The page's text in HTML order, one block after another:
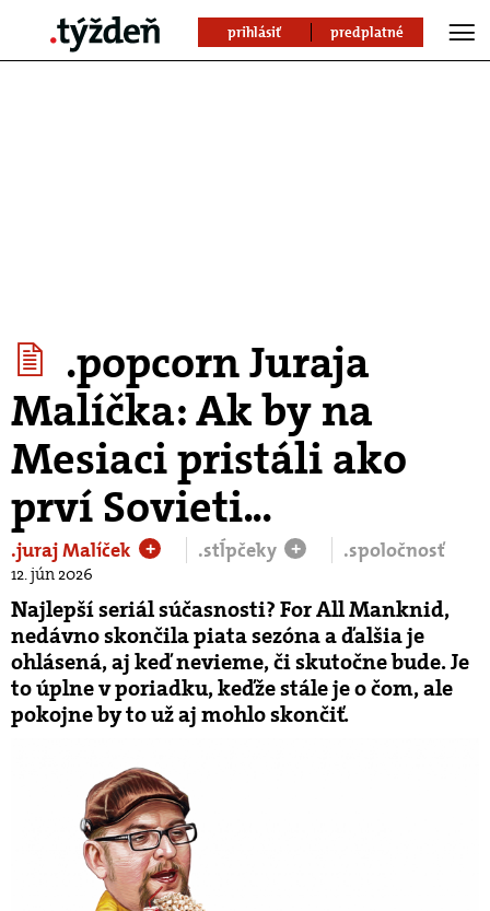
prihlásiť predplatné
.popcorn Juraja
Malíčka: Ak by na
Mesiaci pristáli ako
prví Sovieti...
.juraj Malíček + .stĺpčeky + .spoločnosť
12. jún 2026
Najlepší seriál súčasnosti? For All Manknid,
nedávno skončila piata sezóna a ďalšia je
ohlásená, aj keď nevieme, či skutočne bude. Je
to úplne v poriadku, keďže stále je o čom, ale
pokojne by to už aj mohlo skončiť.